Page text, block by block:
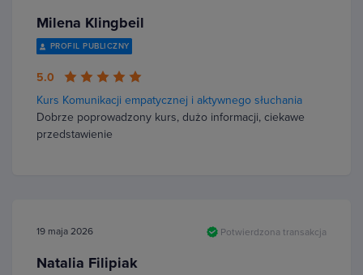
Milena Klingbeil
PROFIL PUBLICZNY
5.0
Kurs Komunikacji empatycznej i aktywnego słuchania
Dobrze poprowadzony kurs, dużo informacji, ciekawe
przedstawienie
19 maja 2026 Potwierdzona transakcja
Natalia Filipiak